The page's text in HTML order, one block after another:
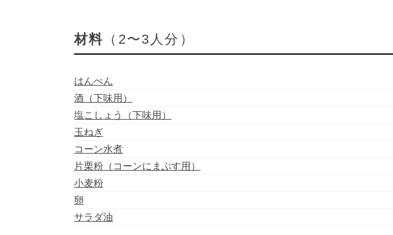
材料 （2〜3人分）
はんぺん
酒（下味用）
塩こしょう（下味用）
玉ねぎ
コーン水煮
片栗粉（コーンにまぶす用）
小麦粉
卵
サラダ油